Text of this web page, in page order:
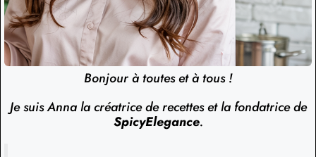
Bonjour à toutes et à tous !
Je suis Anna la créatrice de recettes et la fondatrice de
SpicyElegance.